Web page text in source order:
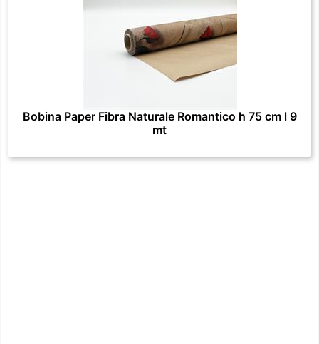
Bobina Paper Fibra Naturale Romantico h 75 cm l 9
mt